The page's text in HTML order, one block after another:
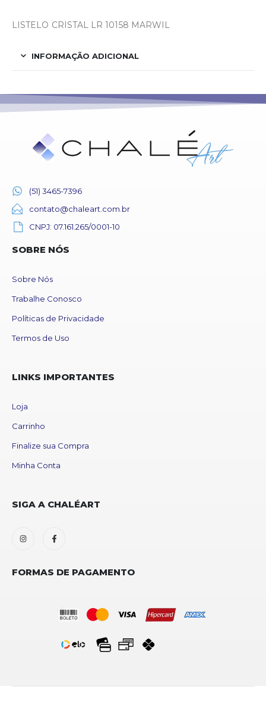
LISTELO CRISTAL LR 10158 MARWIL
INFORMAÇÃO ADICIONAL
(51) 3465-7396
contato@chaleart.com.br
CNPJ: 07.161.265/0001-10
SOBRE NÓS
Sobre Nós
Trabalhe Conosco
Políticas de Privacidade
Termos de Uso
LINKS IMPORTANTES
Loja
Carrinho
Finalize sua Compra
Minha Conta
SIGA A CHALÉART
FORMAS DE PAGAMENTO